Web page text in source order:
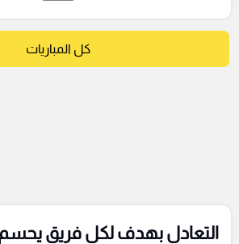
كل المباريات
التعادل بهدف لكل فريق